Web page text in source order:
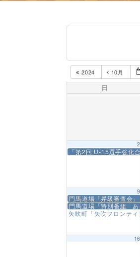
2024 10月
日
2
「第2回 U-15選手強化
9
門馬道場「昇級審査会」
門馬道場「特別番組 あ
矢吹町「矢吹フロンテ
16